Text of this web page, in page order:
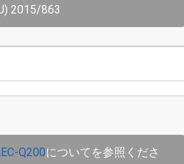
2015/863
Q200についてを参照くださ